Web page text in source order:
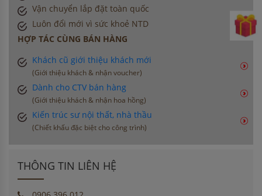
Vận chuyển lắp đặt toàn quốc
Luôn đổi mới vì sức khoẻ NTD
HỢP TÁC CÙNG BÁN HÀNG
Khách cũ giới thiệu khách mới
(Giới thiệu khách & nhận voucher)
Dành cho CTV bán hàng
(Giới thiệu khách & nhận hoa hồng)
Kiến trúc sư nội thất, nhà thầu
(Chiết khấu đặc biệt cho công trình)
THÔNG TIN LIÊN HỆ